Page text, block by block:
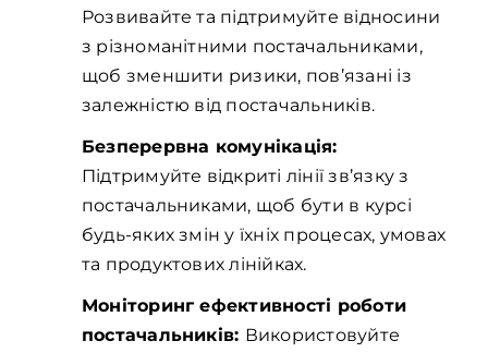
Розвивайте та підтримуйте відносини
з різноманітними постачальниками,
щоб зменшити ризики, пов’язані із
залежністю від постачальників.
Безперервна комунікація:
Підтримуйте відкриті лінії зв’язку з
постачальниками, щоб бути в курсі
будь-яких змін у їхніх процесах, умовах
та продуктових лінійках.
Моніторинг ефективності роботи
постачальників: Використовуйте